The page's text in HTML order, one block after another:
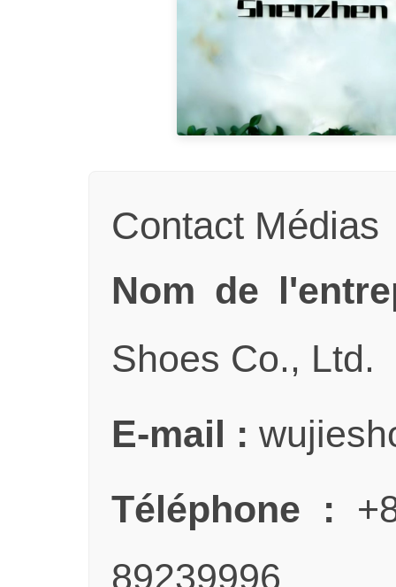
Contact Médias
Nom de
Shoes Co., Ltd.
E-mail :
Téléphone :
89239996